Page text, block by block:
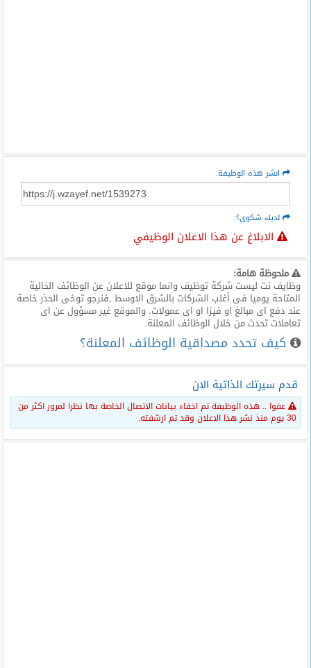
انشر هذه الوظيفة:
لديك شكوى؟:
الابلاغ عن هذا الاعلان الوظيفي
ملحوظة هامة:
وظايف نت ليست شركة توظيف وانما موقع للاعلان عن الوظائف الخالية
المتاحة يوميا فى أغلب الشركات بالشرق الاوسط ,فنرجو توخى الحذر خاصة
عند دفع اى مبالغ او فيزا او اى عمولات. والموقع غير مسؤول عن اى
تعاملات تحدث من خلال الوظائف المعلنة.
كيف تحدد مصداقية الوظائف المعلنة؟
قدم سيرتك الذاتية الان
عفوا .. هذه الوظيفة تم اخفاء بيانات الاتصال الخاصة بها نظرا لمرور اكثر من
30 يوم منذ نشر هذا الاعلان وقد تم ارشفته.